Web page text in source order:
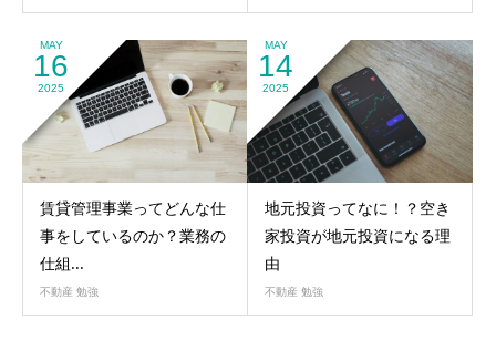
MAY
16
2025
賃貸管理事業ってどんな仕
事をしているのか？業務の
仕組...
不動産 勉強
MAY
14
2025
地元投資ってなに！？空き
家投資が地元投資になる理
由
不動産 勉強